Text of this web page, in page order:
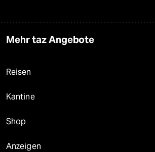
Mehr taz Angebote
Reisen
Kantine
Shop
Anzeigen